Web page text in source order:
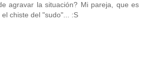
agravar la situación? Mi pareja, que es
chiste del "sudo"... :S